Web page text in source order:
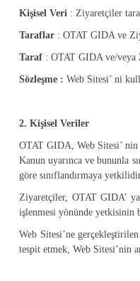
Kişisel Veri : Ziyaretçiler
Taraflar : OTAT GIDA ve
Taraf : OTAT GIDA ve/veya
Sözleşme : Web Sitesi’ ni
2. Kişisel Veriler
OTAT GIDA, Web Sitesi’ nin
Kanun uyarınca ve bununla
göre sınıflandırmaya
Ziyaretçiler, OTAT GIDA’
işlenmesi yönünde yetkisinin
Web Sitesi’ne
tespit etmek, Web Sitesi’nin